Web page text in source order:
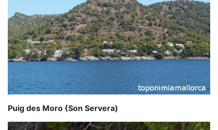
Puig des Moro (Son Servera)